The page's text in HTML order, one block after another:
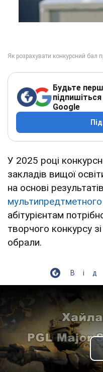
Будьте
Google
У 2025 році
закладів вищої
на основі результатів
мультипредтметного
абітурієнтам
творчого конкурсу
обрали.